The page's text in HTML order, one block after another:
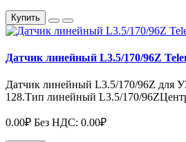
Купить
Датчик линейный L3.5/170/96Z
Датчик линейный L3.5/170/96Z для
128.Тип линейный L3.5/170/
0.00₽ Без НДС: 0.00₽